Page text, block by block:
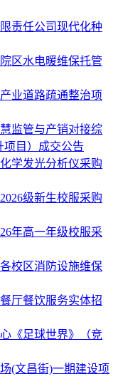
责任公司现代化种
区水电暖维保托管
业道路疏通整治项
监管与产销对接综
项目）成交公告
学发光分析仪采购
级新生校服采购
年高一年级校服采
校区消防设施维保
厅餐饮服务实体招
《足球世界》（竞
(文昌街)一期建设项